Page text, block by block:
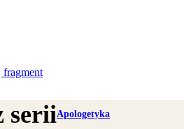
fragment
seriiApologetyka